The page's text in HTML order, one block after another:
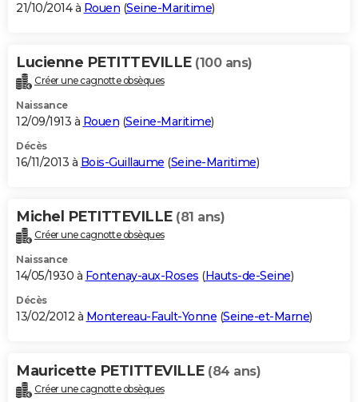
21/10/2014 à Rouen (Seine-Maritime)
Lucienne PETITTEVILLE (100 ans)
Créer une cagnotte obsèques
Naissance
12/09/1913 à Rouen (Seine-Maritime)
Décès
16/11/2013 à Bois-Guillaume (Seine-Maritime)
Michel PETITTEVILLE (81 ans)
Créer une cagnotte obsèques
Naissance
14/05/1930 à Fontenay-aux-Roses (Hauts-de-Seine)
Décès
13/02/2012 à Montereau-Fault-Yonne (Seine-et-Marne)
Mauricette PETITTEVILLE (84 ans)
Créer une cagnotte obsèques